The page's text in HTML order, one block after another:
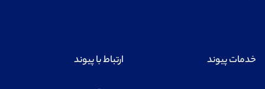
خدمات پیوند ارتباط با پیوند